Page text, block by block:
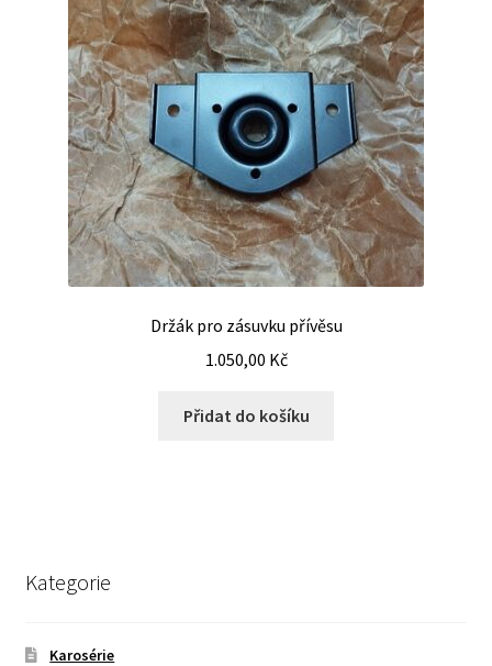
Držák pro zásuvku přívěsu
1.050,00 Kč
Přidat do košíku
Kategorie
Karosérie